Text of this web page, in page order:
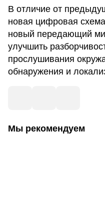
В отличие от
новая цифровая
новый передающий
улучшить
прослушивания
обнаружения и
Мы рекомендуем